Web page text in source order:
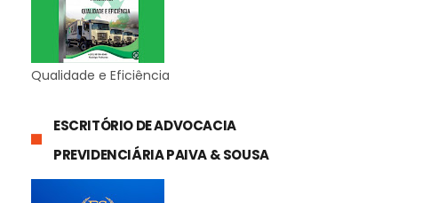
Qualidade e Eficiência
ESCRITÓRIO DE ADVOCACIA
PREVIDENCIÁRIA PAIVA & SOUSA